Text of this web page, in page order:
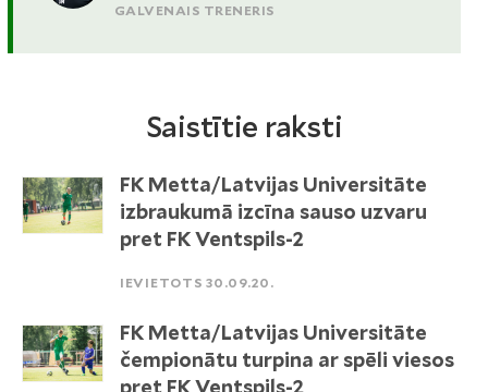
GALVENAIS TRENERIS
Saistītie raksti
FK Metta/Latvijas Universitāte
izbraukumā izcīna sauso uzvaru
pret FK Ventspils-2
IEVIETOTS 30.09.20.
FK Metta/Latvijas Universitāte
čempionātu turpina ar spēli viesos
pret FK Ventspils-2